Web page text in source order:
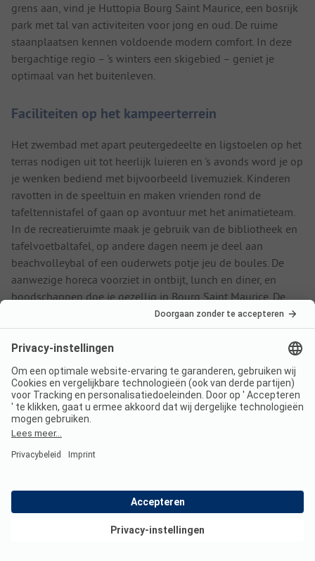
grens aan, vind je Huttopia Bourg Saint Maurice, een bosrijk
park met tal van activiteiten voor jong en oud. De ruime
staanplaatsen kennen voldoende modern comfort. In deze
bergachtige regio – 's winters een skigebied – geniet je
optimaal van het buitenleven.
Faciliteiten op het kampeerterrein
Het zwembad met apart peutergedeelte en ligstoelen op het
terras nodigen uit tot heerlijk luieren en 's avonds word je op
je wenken bediend met bijvoorbeeld livemuziek. Kinderen
ravotten in de speeltuin en maken vrienden rond de
tafeltennistafel of gaan op avontuur met het animatieteam.
In de recreatieruimte maak je gebruik van de bibliotheek en
tafelvoetbaltafel, op andere dagen neem je deel aan
beachvolleybal of een ouderwets potje jeu de boules. De
aanwezige horeca voorziet in ontbijt, lunch en diner, en
boodschappen doe je gezellig in Bourg Saint Maurice. De
camping verhuurt tevens barbecues, koelkasten én
mountainbikes.
Proef de natuur rond Huttopia Bourg Saint
Maurice
De Alpen en nationaal park Vanoise trakteren op
spectaculaire uitzichten en herbergen bovendien marmotten,
steenbokken en roofvogels. Verrekijker en wandelschoenen
yogasessies te doen. Informeer naar alle buitensporten bij de
receptie In het gemoedelijke Bourg Saint Maurice winkel je
of proef je de Savoie-kaas (weekmarkt op zaterdagochtend).
Bekijk deals